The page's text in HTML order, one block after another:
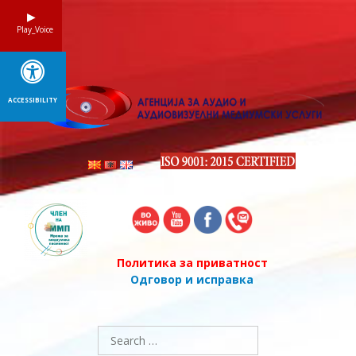
Политика за приватност
Одговор и исправка
Search
for:
Play_Voice
ACCESSIBILITY